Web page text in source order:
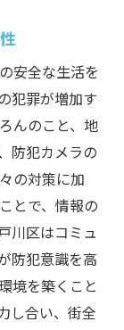
安全な生活を
犯罪が増加す
んのこと、地
防犯カメラの
の対策に加
とで、情報の
川区はコミュ
防犯意識を高
境を築くこと
し合い、街全